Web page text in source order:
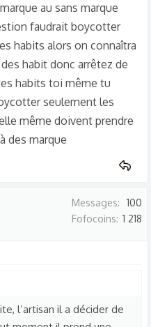
au sans marque
faudrait boycotter
habits alors on connaîtra
habit donc arrêtez de
habits toi même tu
seulement les
même doivent prendre
des marque
Messages
100
Fofocoins 1 218
l’artisan il a décider de